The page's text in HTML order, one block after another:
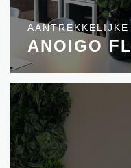
ANOIGO